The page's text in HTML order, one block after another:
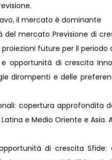
il mercato è dominante
del mercato Previsione di
future per il periodo
opportunità di crescita
dirompenti e delle
copertura approfondita
e Medio Oriente e Asia.
di crescita